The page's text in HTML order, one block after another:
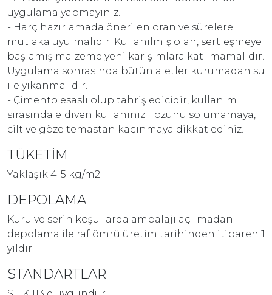
uygulama yapmayınız.
- Harç hazırlamada önerilen oran ve sürelere
mutlaka uyulmalıdır. Kullanılmış olan, sertleşmeye
başlamış malzeme yeni karışımlara katılmamalıdır.
Uygulama sonrasında bütün aletler kurumadan su
ile yıkanmalıdır.
- Çimento esaslı olup tahriş edicidir, kullanım
sırasında eldiven kullanınız. Tozunu solumamaya,
cilt ve göze temastan kaçınmaya dikkat ediniz.
TÜKETİM
Yaklaşık 4-5 kg/m2
DEPOLAMA
Kuru ve serin koşullarda ambalajı açılmadan
depolama ile raf ömrü üretim tarihinden itibaren 1
yıldır.
STANDARTLAR